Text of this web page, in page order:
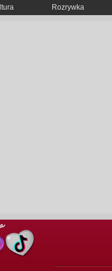
Rozrywka